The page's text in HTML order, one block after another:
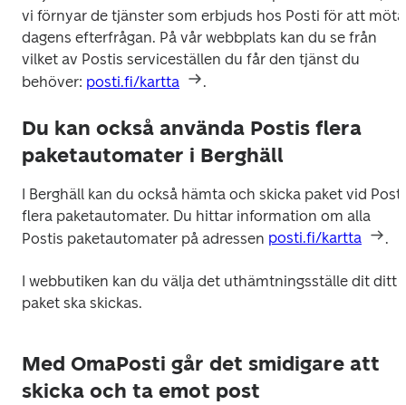
vi förnyar de tjänster som erbjuds hos Posti för att möta
dagens efterfrågan. På vår webbplats kan du se från
vilket av Postis serviceställen du får den tjänst du
behöver: posti.fi/kartta .
Du kan också använda Postis flera
paketautomater i Berghäll
I Berghäll kan du också hämta och skicka paket vid
flera paketautomater. Du hittar information om alla
Postis paketautomater på adressen posti.fi/kartta .
I webbutiken kan du välja det uthämtningsställe dit ditt
paket ska skickas.
Med OmaPosti går det smidigare att
skicka och ta emot post